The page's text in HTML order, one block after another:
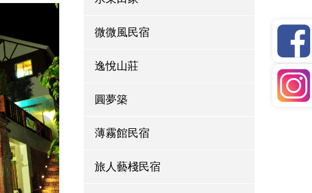
微微風民宿
逸悅山莊
圓夢築
薄霧館民宿
旅人藝棧民宿